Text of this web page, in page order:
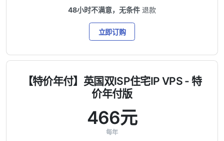
48小时不满意，无条件 退款
立即订购
【特价年付】英国双ISP住宅IP VPS - 特
价年付版
466元
每年